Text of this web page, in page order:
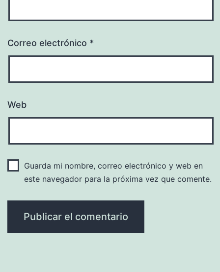
Correo electrónico *
Web
Guarda mi nombre, correo electrónico y web en
este navegador para la próxima vez que comente.